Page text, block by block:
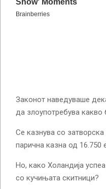
Законот наведуваше
да злоупотребува какво
Се казнува со
парична казна од 16.750
Но, како Холандија
со кучињата скитници?